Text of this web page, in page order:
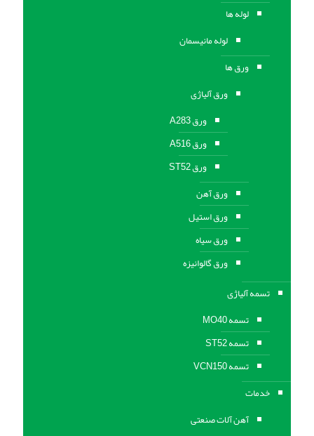
لوله ها
لوله مانیسمان
ورق ها
ورق آلیاژی
ورق A283
ورق A516
ورق ST52
ورق آهن
ورق استیل
ورق سیاه
ورق گالوانیزه
تسمه آلیاژی
تسمه MO40
تسمه ST52
تسمه VCN150
خدمات
آهن آلات صنعتی